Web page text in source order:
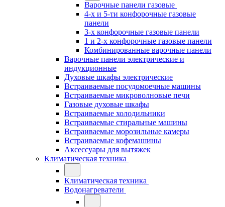
Варочные панели газовые
4-х и 5-ти конфорочные газовые
панели
3-х конфорочные газовые панели
1 и 2-х конфорочные газовые панели
Комбинированные варочные панели
Варочные панели электрические и
индукционные
Духовые шкафы электрические
Встраиваемые посудомоечные машины
Встраиваемые микроволновые печи
Газовые духовые шкафы
Встраиваемые холодильники
Встраиваемые стиральные машины
Встраиваемые морозильные камеры
Встраиваемые кофемашины
Аксессуары для вытяжек
Климатическая техника
Климатическая техника
Водонагреватели